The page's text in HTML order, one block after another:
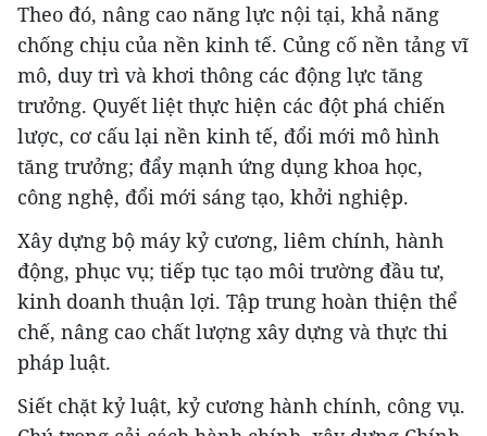
Theo đó, nâng cao năng lực nội tại, khả năng
chống chịu của nền kinh tế. Củng cố nền tảng vĩ
mô, duy trì và khơi thông các động lực tăng
trưởng. Quyết liệt thực hiện các đột phá chiến
lược, cơ cấu lại nền kinh tế, đổi mới mô hình
tăng trưởng; đẩy mạnh ứng dụng khoa học,
công nghệ, đổi mới sáng tạo, khởi nghiệp.
Xây dựng bộ máy kỷ cương, liêm chính, hành
động, phục vụ; tiếp tục tạo môi trường đầu tư,
kinh doanh thuận lợi. Tập trung hoàn thiện thể
chế, nâng cao chất lượng xây dựng và thực thi
pháp luật.
Siết chặt kỷ luật, kỷ cương hành chính, công vụ.